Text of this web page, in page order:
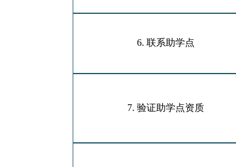
6. 联系助学点
7. 验证助学点资质